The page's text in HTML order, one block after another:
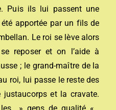
Puis ils lui passent une
apportée par un fils de
Le roi se lève alors
reposer et on l’aide à
; le grand-maître de la
roi, lui passe le reste des
et la cravate.